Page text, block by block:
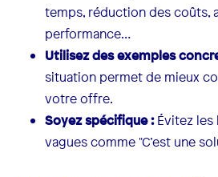
temps, réduction des coûts,
performance…
Utilisez des exemples
situation permet de mieux
votre offre.
Soyez spécifique :Évitez les
vagues comme "C’est une